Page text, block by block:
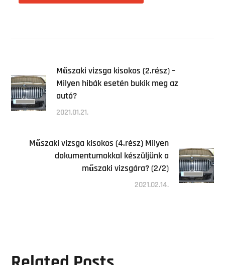
Műszaki vizsga kisokos (2.rész) –
Milyen hibák esetén bukik meg az
autó?
2021.01.21.
Műszaki vizsga kisokos (4.rész) Milyen
dokumentumokkal készüljünk a
műszaki vizsgára? (2/2)
2021.02.14.